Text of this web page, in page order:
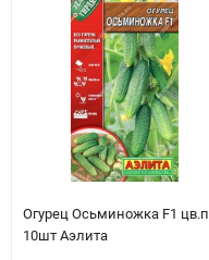
Огурец Осьминожка F1 цв.п
10шт Аэлита